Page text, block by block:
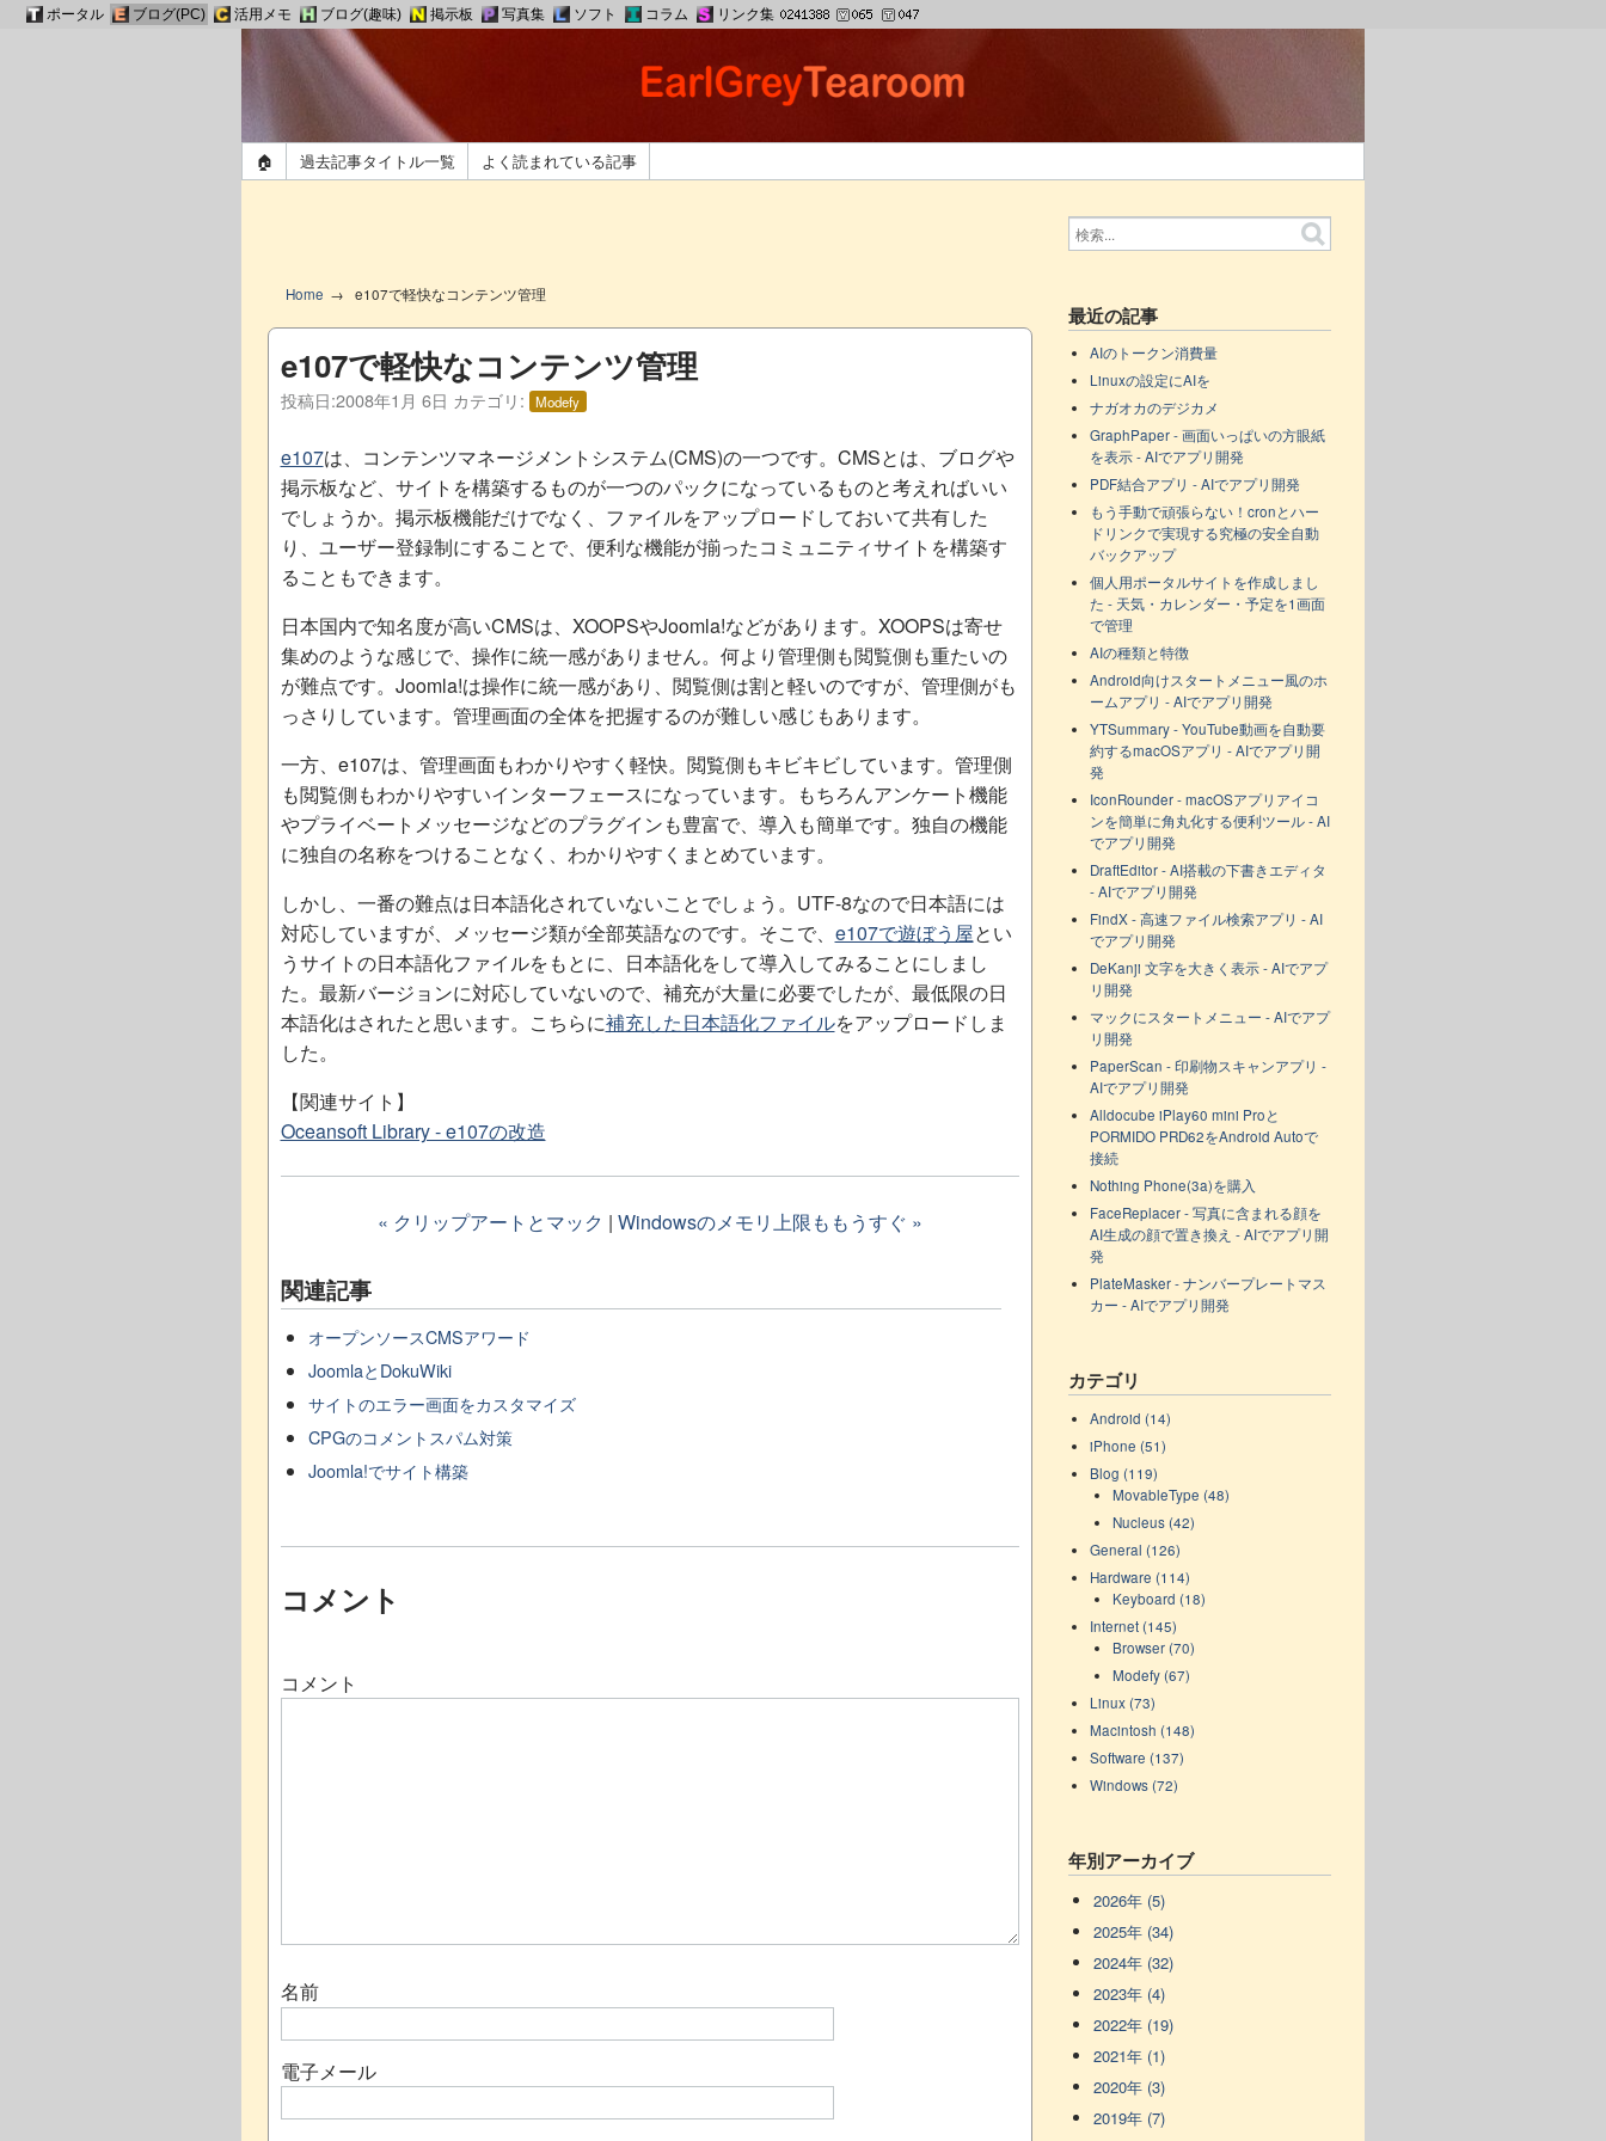
🏠 過去記事タイトル一覧 よく読まれている記事
Home e107で軽快なコンテンツ管理
e107で軽快なコンテンツ管理
投稿日:2008年1月 6日 カテゴリ: Modefy
e107は、コンテンツマネージメントシステム(CMS)の一つです。CMSとは、ブログや
掲示板など、サイトを構築するものが一つのパックになっているものと考えればいい
でしょうか。掲示板機能だけでなく、ファイルをアップロードしておいて共有した
り、ユーザー登録制にすることで、便利な機能が揃ったコミュニティサイトを構築す
ることもできます。
日本国内で知名度が高いCMSは、XOOPSやJoomla!などがあります。XOOPSは寄せ
集めのような感じで、操作に統一感がありません。何より管理側も閲覧側も重たいの
が難点です。Joomla!は操作に統一感があり、閲覧側は割と軽いのですが、管理側がも
っさりしています。管理画面の全体を把握するのが難しい感じもあります。
一方、e107は、管理画面もわかりやすく軽快。閲覧側もキビキビしています。管理側
も閲覧側もわかりやすいインターフェースになっています。もちろんアンケート機能
やプライベートメッセージなどのプラグインも豊富で、導入も簡単です。独自の機能
に独自の名称をつけることなく、わかりやすくまとめています。
しかし、一番の難点は日本語化されていないことでしょう。UTF-8なので日本語には
対応していますが、メッセージ類が全部英語なのです。そこで、 e107で遊ぼう屋とい
うサイトの日本語化ファイルをもとに、日本語化をして導入してみることにしまし
た。最新バージョンに対応していないので、補充が大量に必要でしたが、最低限の日
本語化はされたと思います。こちらに補充した日本語化ファイルをアップロードしま
した。
【関連サイト】
Oceansoft Library - e107の改造
« クリップアートとマック | Windowsのメモリ上限ももうすぐ »
関連記事
オープンソースCMSアワード
JoomlaとDokuWiki
サイトのエラー画面をカスタマイズ
CPGのコメントスパム対策
Joomla!でサイト構築
コメント
コメント
名前
電子メール
最近の記事
AIのトークン消費量
Linuxの設定にAIを
ナガオカのデジカメ
GraphPaper - 画面いっぱいの方眼紙
を表示 - AIでアプリ開発
PDF結合アプリ - AIでアプリ開発
もう手動で頑張らない！cronとハー
ドリンクで実現する究極の安全自動
バックアップ
個人用ポータルサイトを作成しまし
た - 天気・カレンダー・予定を1画面
で管理
AIの種類と特徴
Android向けスタートメニュー風のホ
ームアプリ - AIでアプリ開発
YTSummary - YouTube動画を自動要
約するmacOSアプリ - AIでアプリ開
発
IconRounder - macOSアプリアイコ
ンを簡単に角丸化する便利ツール - AI
でアプリ開発
DraftEditor - AI搭載の下書きエディタ
- AIでアプリ開発
FindX - 高速ファイル検索アプリ - AI
でアプリ開発
DeKanji 文字を大きく表示 - AIでアプ
リ開発
マックにスタートメニュー - AIでアプ
リ開発
PaperScan - 印刷物スキャンアプリ -
AIでアプリ開発
Alldocube iPlay60 mini Proと
PORMIDO PRD62をAndroid Autoで
接続
Nothing Phone(3a)を購入
FaceReplacer - 写真に含まれる顔を
AI生成の顔で置き換え - AIでアプリ開
発
PlateMasker - ナンバープレートマス
カー - AIでアプリ開発
カテゴリ
Android (14)
iPhone (51)
Blog (119)
MovableType (48)
Nucleus (42)
General (126)
Hardware (114)
Keyboard (18)
Internet (145)
Browser (70)
Modefy (67)
Linux (73)
Macintosh (148)
Software (137)
Windows (72)
年別アーカイブ
2026年 (5)
2025年 (34)
2024年 (32)
2023年 (4)
2022年 (19)
2021年 (1)
2020年 (3)
2019年 (7)
ポータル ブログ(PC) 活用メモ ブログ(趣味) 掲示板 写真集 ソフト コラム リンク集